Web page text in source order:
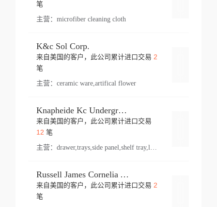
笔
主营： microfiber cleaning cloth
K&c Sol Corp.
来自美国的客户，此公司累计进口交易 2
笔
主营： ceramic ware,artifical flower
Knapheide Kc Underground
来自美国的客户，此公司累计进口交易
12 笔
主营：
Russell James Cornelia Arlington Va
来自美国的客户，此公司累计进口交易 2
笔